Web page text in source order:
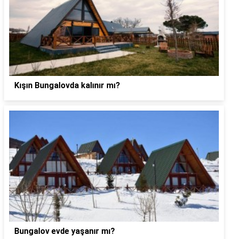
Kışın Bungalovda kalınır mı?
Bungalov evde yaşanır mı?